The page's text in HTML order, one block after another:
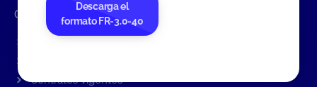
Contratación de Bienes y Servicios
Contratos vigentes
Descarga el
formato FR-3.0-40